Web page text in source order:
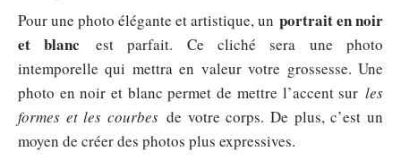
Pour une photo élégante et artistique, un portrait en noir
et blanc est parfait. Ce cliché sera une photo
intemporelle qui mettra en valeur votre grossesse. Une
photo en noir et blanc permet de mettre l’accent sur les
formes et les courbes de votre corps. De plus, c’est un
moyen de créer des photos plus expressives.